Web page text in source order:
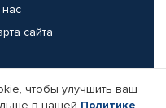
сайта
чтобы улучшить ваш
в нашей Политике